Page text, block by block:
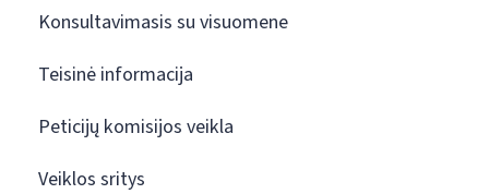
Konsultavimasis su visuomene
Teisinė informacija
Peticijų komisijos veikla
Veiklos sritys